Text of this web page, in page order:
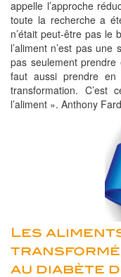
appelle l’approche
toute la recherche a
n’était peut-être pas le
l’aliment n’est pas
pas seulement prendre
faut aussi prendre
transformation. C’est
l’aliment ». Anthony
Les
au diabète